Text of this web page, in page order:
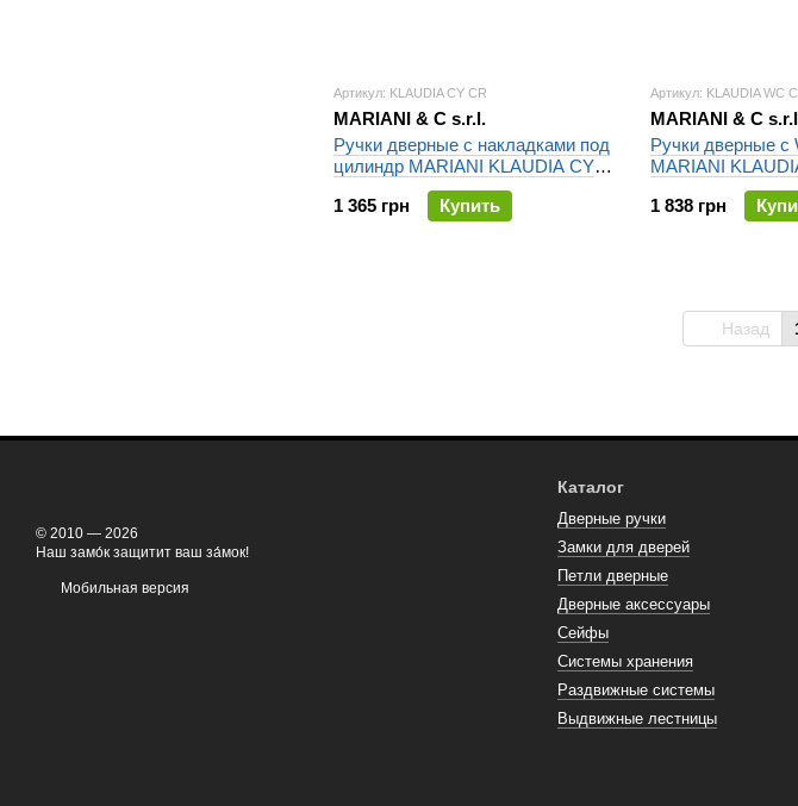
Артикул: KLAUDIA CY CR
MARIANI & C s.r.l.
Ручки дверные с накладками под
цилиндр MARIANI KLAUDIA CY
CR хром полированный
1 365 грн
Купить
Артикул: KLAUDIA WC
MARIANI & C
Ручки дверные с
MARIANI
полированный
1 838 грн
Назад
© 2010 — 2026
Наш замо́к защитит ваш за́мок!
Мобильная версия
Каталог
Дверные ручки
Замки для дверей
Петли дверные
Дверные аксессуары
Сейфы
Системы хранения
Раздвижные системы
Выдвижные лестницы